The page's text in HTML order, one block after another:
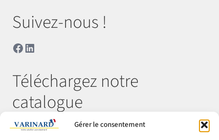
Gérer le consentement
Suivez-nous !
Facebook
LinkedIn
Téléchargez notre
catalogue